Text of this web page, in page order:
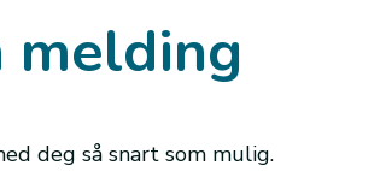
melding
deg så snart som mulig.